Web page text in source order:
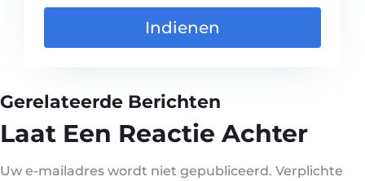
Indienen
Gerelateerde Berichten
Laat Een Reactie Achter
Uw e-mailadres wordt niet gepubliceerd. Verplichte